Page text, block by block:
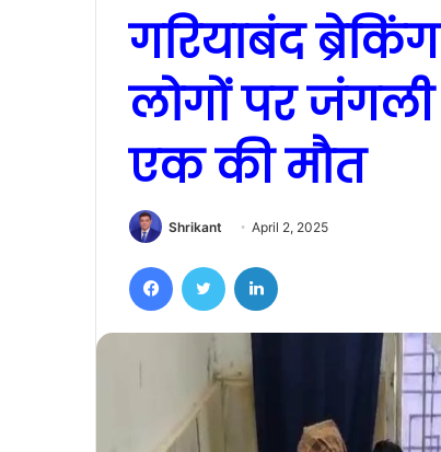
गरियाबंद
लोगों पर
एक की मौत
Shrikant April 2, 2025